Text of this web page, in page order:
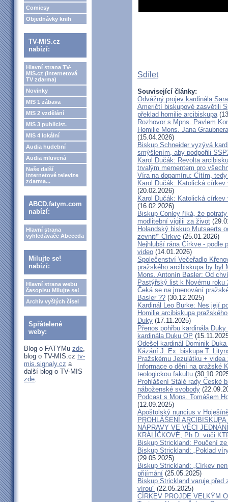
Comicsy
Objednávky knih
TV-MIS.cz
nabízí:
Hlavní strana TV-
MIS.cz (internetová
TV zdarma)
Novinky
MIS 1 zábava
MIS 2 vzdělání
MIS 3 publicist.
MIS 4 lokální
Audia hudební
Audia mluvená
Naše další
internetové televize
zdarma...
ABCD.fatym.com
nabízí:
Hlavní strana
vyhledávače Abeceda
Milujte se!
nabízí:
Hlavní strana webu
časopisu Milujte se!
Archiv vyšlých čísel
Spřátelené
weby:
Blog o FATYMu zde,
blog o TV-MIS.cz tv-
mis.signaly.cz a
další blog o TV-MIS
zde.
Sdílet
Související články:
Odvážný projev kardinála
Američtí biskupové zasvětili
překlad homilie arcibiskupa
Rozhovor s Mpns. Pavlem
Homilie Mons. Jana
(15.04.2026)
Biskup Schneider vyzývá
smýšlením, aby podpořili
Karol Dučák: Revolta
trvalým mementem pro
Víra na dopamínu: Cítím,
Karol Dučák: Katolická
(20.02.2026)
Karol Dučák: Katolická
(16.02.2026)
Biskup Conley říká, že
modlitební vigilii za život
Holandský biskup Mutsaerts
zevnitř“ Církve (25.01.2026)
Nejhlubší rána Církve - podle
video (14.01.2026)
Společenství Večeřadlo
pražského arcibiskupa by byl
Mons. Antonín Basler: Od
Pastýřský list k Novému roku
Čeká se na jmenování
Basler ?? (30.12.2025)
Kardinál Leo Burke: Nes její
Homilie arcibiskupa
Duky (17.11.2025)
Přenos pohřbu kardinála
kardinála Duku OP
Odešel kardinál Dominik
Kázání J. Ex. biskupa T.
Pražskému Jezulátku + videa
Informace o dění na pražské
teologickou fakultu
Prohlášení Stálé rady České
náboženské svobody
Podcast s Mons. Tomášem
(12.09.2025)
Apoštolský nuncius v
PROHLÁŠENÍ
NÁPRAVY VE VĚCI
KRÁLÍČKOVÉ, Ph.D. vůči
Biskup Strickland: Poučení
Biskup Strickland: „Poklad
(29.05.2025)
Biskup Strickland: „Církev
přijímání (25.05.2025)
Biskup Strickland varuje
vírou" (22.05.2025)
CÍRKEV PROJDE VELKÝM